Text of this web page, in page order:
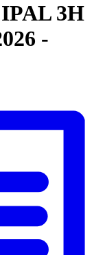
3H
-